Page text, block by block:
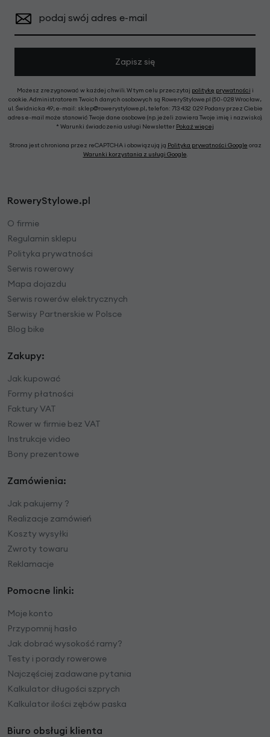
podaj swój adres e-mail
Zapisz się
Możesz zrezygnować w każdej chwili. W tym celu przeczytaj politykę prywatności i
cookie. Administratorem Twoich danych osobowych są RoweryStylowe.pl (50-028 Wrocław,
ul. Świdnicka 49; e-mail: sklep@rowerystylowe.pl, telefon: 713 432 029. Podany przez Ciebie
adres e-mail może stanowić Twoje dane osobowe (np. jeżeli zawiera Twoje imię i nazwisko).
* Warunki świadczenia usługi Newsletter Pokaż więcej
Strona jest chroniona przez reCAPTCHA i obowiązują ją Polityka prywatności Google oraz
Warunki korzystania z usługi Google.
RoweryStylowe.pl
O firmie
Regulamin sklepu
Polityka prywatności
Serwis rowerowy
Mapa dojazdu
Serwis rowerów elektrycznych
Serwisy Partnerskie w Polsce
Blog bike
Zakupy:
Jak kupować
Formy płatności
Faktury VAT
Rower w firmie bez VAT
Instrukcje video
Bony prezentowe
Zamówienia:
Jak pakujemy ?
Realizacje zamówień
Koszty wysyłki
Zwroty towaru
Reklamacje
Pomocne linki:
Moje konto
Przypomnij hasło
Jak dobrać wysokość ramy?
Testy i porady rowerowe
Najczęściej zadawane pytania
Kalkulator długości szprych
Kalkulator ilości zębów paska
Biuro obsługi klienta